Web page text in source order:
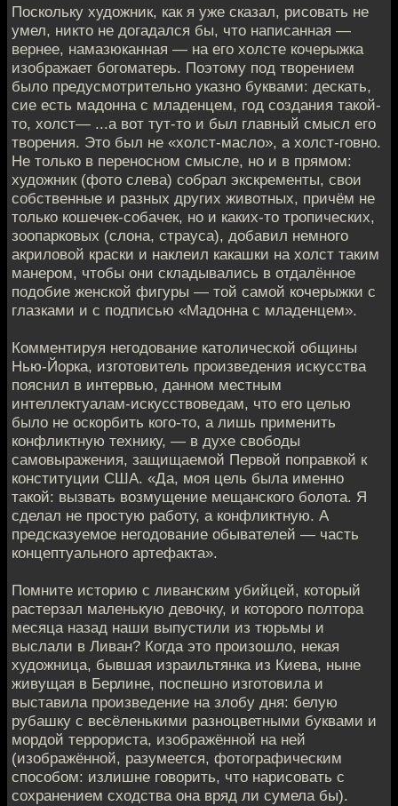
Поскольку художник, как я уже сказал, рисовать не
умел, никто не догадался бы, что написанная —
вернее, намазюканная — на его холсте кочерыжка
изображает богоматерь. Поэтому под творением
было предусмотрительно указно буквами: дескать,
сие есть мадонна с младенцем, год создания такой-
то, холст— ...а вот тут-то и был главный смысл его
творения. Это был не «холст-масло», а холст-говно.
Не только в переносном смысле, но и в прямом:
художник (фото слева) собрал экскременты, свои
собственные и разных других животных, причём не
только кошечек-собачек, но и каких-то тропических,
зоопарковых (слона, страуса), добавил немного
акриловой краски и наклеил какашки на холст таким
манером, чтобы они складывались в отдалённое
подобие женской фигуры — той самой кочерыжки с
глазками и с подписью «Мадонна с младенцем».
Комментируя негодование католической общины
Нью-Йорка, изготовитель произведения искусства
пояснил в интервью, данном местным
интеллектуалам-искусствоведам, что его целью
было не оскорбить кого-то, а лишь применить
конфликтную технику, — в духе свободы
самовыражения, защищаемой Первой поправкой к
конституции США. «Да, моя цель была именно
такой: вызвать возмущение мещанского болота. Я
сделал не простую работу, а конфликтную. А
предсказуемое негодование обывателей — часть
концептуального артефакта».
Помните историю с ливанским убийцей, который
растерзал маленькую девочку, и которого полтора
месяца назад наши выпустили из тюрьмы и
выслали в Ливан? Когда это произошло, некая
художница, бывшая израильтянка из Киева, ныне
живущая в Берлине, поспешно изготовила и
выставила произведение на злобу дня: белую
рубашку с весёленькими разноцветными буквами и
мордой террориста, изображённой на ней
(изображённой, разумеется, фотографическим
способом: излишне говорить, что нарисовать с
сохранением сходства она вряд ли сумела бы).